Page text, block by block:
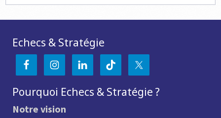
Echecs & Stratégie
Pourquoi Echecs & Stratégie ?
Notre vision